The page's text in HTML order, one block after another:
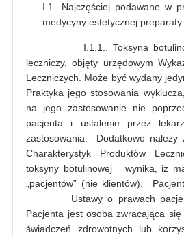
I.1. Najczęściej podawane w
medycyny estetycznej preparaty
I.1.1.. Toksyna
leczniczy, objęty urzędowym
Leczniczych. Może być wydany
Praktyka jego stosowania
na jego zastosowanie nie
pacjenta i ustalenie przez
zastosowania. Dodatkowo
Charakterystyk Produktów
toksyny botulinowej wynika, iż
„pacjentów” (nie klientów).
Ustawy o prawach
Pacjenta jest osoba
świadczeń zdrowotnych lub